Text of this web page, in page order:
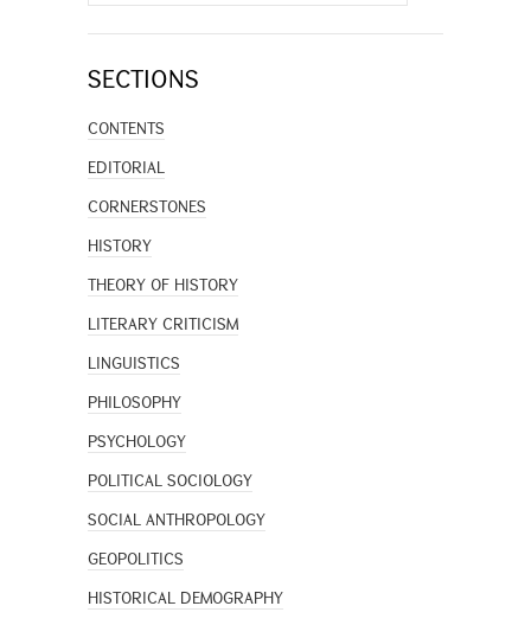
SECTIONS
CONTENTS
EDITORIAL
CORNERSTONES
HISTORY
THEORY OF HISTORY
LITERARY CRITICISM
LINGUISTICS
PHILOSOPHY
PSYCHOLOGY
POLITICAL SOCIOLOGY
SOCIAL ANTHROPOLOGY
GEOPOLITICS
HISTORICAL DEMOGRAPHY